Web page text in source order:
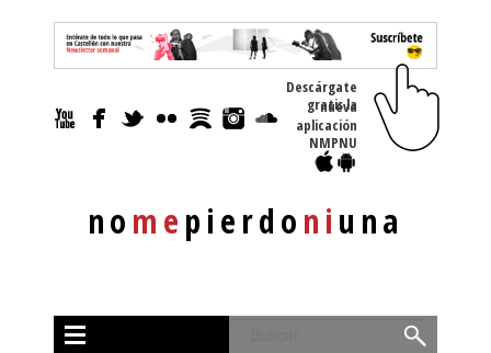
nomepierdoniuna
Descárgate
gratis la nueva
aplicación
NMPNU